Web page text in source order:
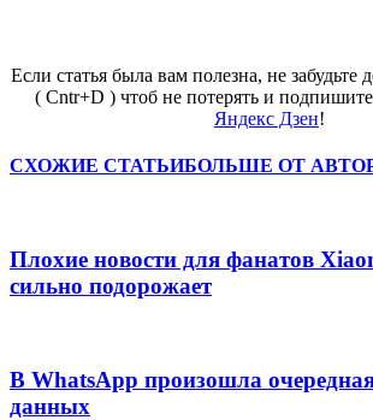
Если статья была вам полезна, не забудьте
( Cntr+D ) чтоб не потерять и
Яндекс Дзен!
СХОЖИЕ СТАТЬИБОЛЬШЕ ОТ
Плохие новости для фанатов
сильно подорожает
В WhatsApp произошла
данных